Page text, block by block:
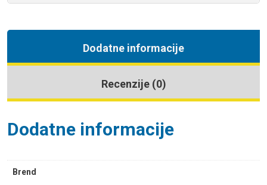
Dodatne informacije
Recenzije (0)
Dodatne informacije
Brend